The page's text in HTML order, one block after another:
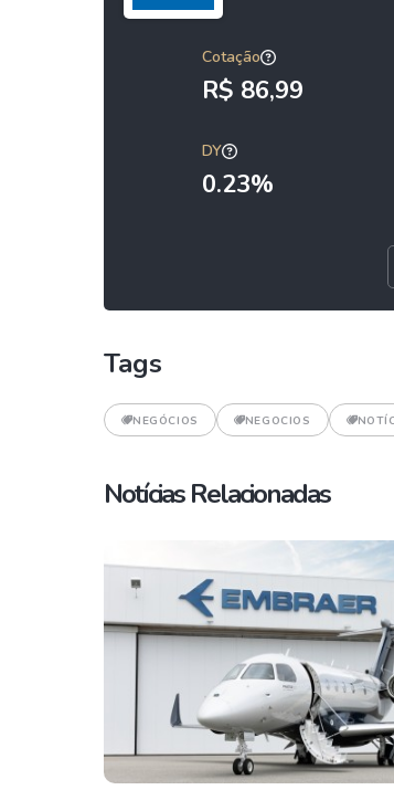
Cotação
R$ 86,99
DY
0.23%
Tags
NEGÓCIOS NEGOCIOS
Notícias Relacionadas